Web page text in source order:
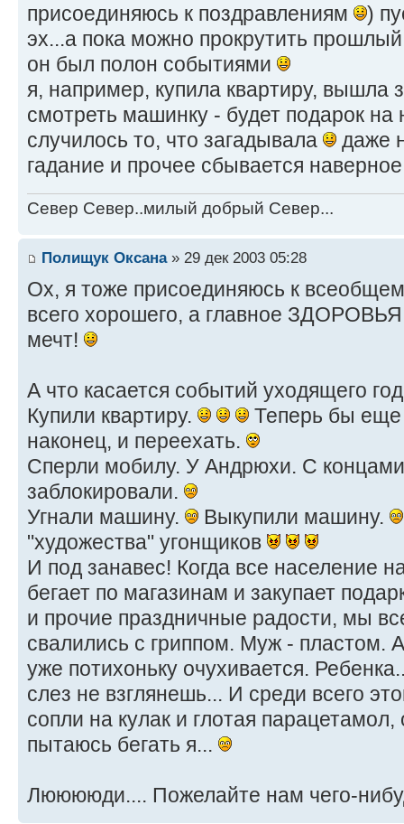
присоединяюсь к поздравлениям
)
эх...а пока можно прокрутить
он был полон событиями
я, например, купила квартиру, вышла
смотреть машинку - будет подарок
случилось то, что загадывала
даже
гадание и прочее сбывается
Север Север..милый добрый Север...
Полищук Оксана» 29 дек 2003 05:28
Ох, я тоже присоединяюсь к
всего хорошего, а главное
мечт!
А что касается событий уходящего
Купили квартиру.
Теперь бы еще
наконец, и переехать.
Сперли мобилу. У Андрюхи. С
заблокировали.
Угнали машину.
Выкупили машину.
"художества" угонщиков
И под занавес! Когда все население
бегает по магазинам и закупает
и прочие праздничные радости, мы
свалились с гриппом. Муж - пластом.
уже потихоньку очухивается.
слез не взглянешь... И среди всего
сопли на кулак и глотая парацетамол,
пытаюсь бегать я...
Лююююди.... Пожелайте нам чего-